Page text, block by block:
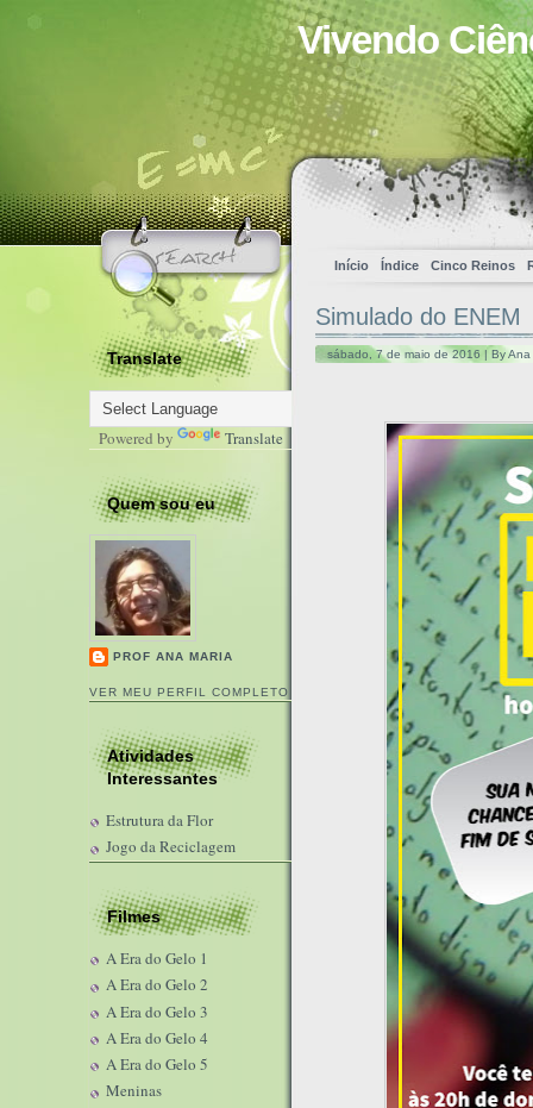
Vivendo
Início Índice Cinco Reinos
Translate
Powered by Translate
Quem sou eu
PROF ANA MARIA
VER MEU PERFIL COMPLETO
Atividades
Interessantes
Estrutura da Flor
Jogo da Reciclagem
Filmes
A Era do Gelo 1
A Era do Gelo 2
A Era do Gelo 3
A Era do Gelo 4
A Era do Gelo 5
Meninas
Simulado do ENEM
sábado, 7 de maio de 2016 | By Ana